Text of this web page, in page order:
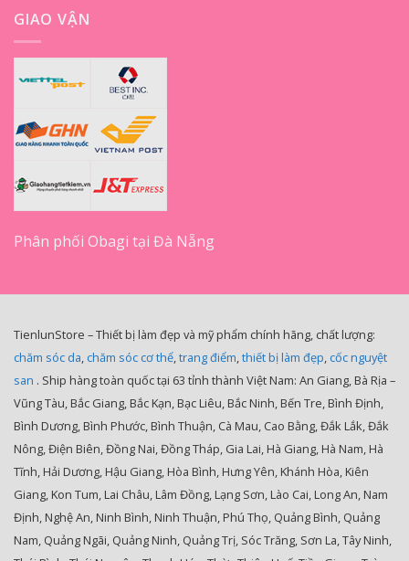
GIAO VẬN
Phân phối Obagi tại Đà Nẵng
TienlunStore – Thiết bị làm đẹp và mỹ phẩm chính hãng, chất lượng:
chăm sóc da, chăm sóc cơ thể,trang điểm,thiết bị làm đẹp, cốc nguyệt
san . Ship hàng toàn quốc tại 63 tỉnh thành Việt Nam: An Giang, Bà Rịa –
Vũng Tàu, Bắc Giang, Bắc Kạn, Bạc Liêu, Bắc Ninh, Bến Tre, Bình Định,
Bình Dương, Bình Phước, Bình Thuận, Cà Mau, Cao Bằng, Đắk Lắk, Đắk
Nông, Điện Biên, Đồng Nai, Đồng Tháp, Gia Lai, Hà Giang, Hà Nam, Hà
Tĩnh, Hải Dương, Hậu Giang, Hòa Bình, Hưng Yên, Khánh Hòa, Kiên
Giang, Kon Tum, Lai Châu, Lâm Đồng, Lạng Sơn, Lào Cai, Long An, Nam
Định, Nghệ An, Ninh Bình, Ninh Thuận, Phú Thọ, Quảng Bình, Quảng
Nam, Quảng Ngãi, Quảng Ninh, Quảng Trị, Sóc Trăng, Sơn La, Tây Ninh,